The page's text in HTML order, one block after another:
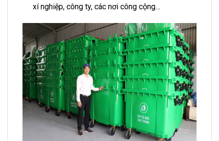
xí nghiệp, công ty, các nơi công cộng…